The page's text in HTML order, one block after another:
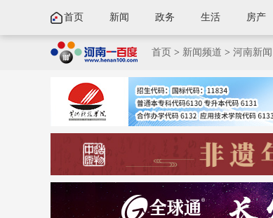
首页 新闻 政务 生活 房产
首页 > 新闻频道 > 河南新闻